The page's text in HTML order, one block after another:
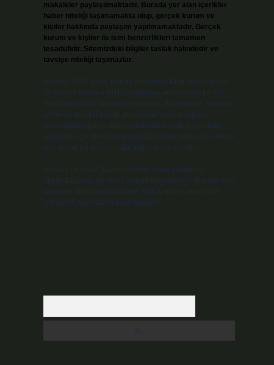
makaleler paylaşılmaktadır. Burada yer alan içerikler
haber niteliği taşımamakta olup, gerçek kurum ve
kişiler hakkında paylaşım yapılmamaktadır. Gerçek
kurum ve kişiler ile isim benzerlikleri tamamen
tesadüfidir. Sitemizdeki bilgiler taslak halindedir ve
tavsiye niteliği taşımazlar.
Sitemiz, 5651 Sayılı Kanun gereğince Bilgi Teknolojileri
ve İletişim Kurumu (BTK) tarafından onaylanmış bir Yer
Sağlayıcı olarak hizmet vermektedir. Bu nedenle, sitedeki
içerikleri proaktif olarak denetleme veya araştırma
yükümlülüğümüz bulunmamaktadır. Ancak, üyelerimiz
yazdıkları içeriklerin sorumluluğunu taşımakta olup, siteye
üye olarak bu sorumluluğu kabul etmiş sayılırlar.
Hukuka ve yasal düzenlemelere aykırı olduğunu
düşündüğünüz içerikleri,
backlinkpanelicomtr@gmail.com
adresine bildirmeniz halinde, ilgili içerikler yasal süre
içerisinde sitemizden kaldırılacaktır.